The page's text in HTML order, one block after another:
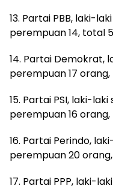
13. Partai PBB, laki-
perempuan 14, total
14. Partai Demokrat,
perempuan 17
15. Partai PSI, laki-
perempuan 16
16. Partai Perindo,
perempuan 20
17. Partai PPP, laki-